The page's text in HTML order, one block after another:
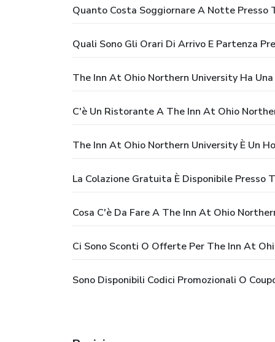
Quanto Costa Soggiornare A Notte Presso
Quali Sono Gli Orari Di Arrivo E Partenza
The Inn At Ohio Northern University Ha Una
C'è Un Ristorante A The Inn At Ohio
The Inn At Ohio Northern University È Un
La Colazione Gratuita È Disponibile Presso
Cosa C'è Da Fare A The Inn At Ohio
Ci Sono Sconti O Offerte Per The Inn At
Sono Disponibili Codici Promozionali O